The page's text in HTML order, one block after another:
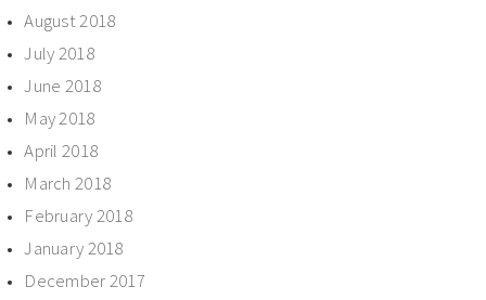
August 2018
July 2018
June 2018
May 2018
April 2018
March 2018
February 2018
January 2018
December 2017